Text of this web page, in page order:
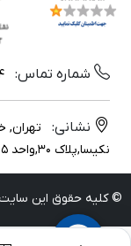
شماره تماس:
نشانی:
تهران,
نکیسا,پلاک 30,واحد 5
© کلیه حقوق این